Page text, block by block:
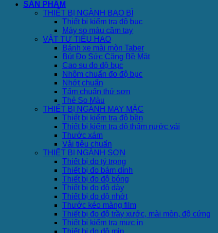
SẢN PHẨM
THIẾT BỊ NGÀNH BAO BÌ
Thiết bị kiểm tra độ bục
Máy so màu cầm tay
VẬT TƯ TIÊU HAO
Bánh xe mài mòn Taber
Bút Đo Sức Căng Bề Mặt
Cao su đo độ bục
Nhôm chuẩn đo độ bục
Nhớt chuẩn
Tấm chuẩn thử sơn
Thẻ So Màu
THIẾT BỊ NGÀNH MAY MẶC
Thiết bị kiểm tra độ bền
Thiết bị kiểm tra độ thấm nước vải
Thước xám
Vải tiêu chuẩn
THIẾT BỊ NGÀNH SƠN
Thiết bị đo tỷ trọng
Thiết bị đo bám dính
Thiết bị đo độ bóng
Thiết bị đo độ dày
Thiết bị đo độ nhớt
Thước kéo màng film
Thiết bị đo độ trầy xước, mài mòn, độ cứng
Thiết bị kiểm tra mực in
Thiết bị đo độ mịn